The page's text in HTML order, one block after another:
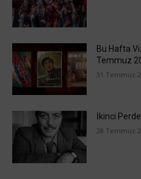
Bu Hafta
Temmuz
31 Temmuz
İkinci
28 Temmuz